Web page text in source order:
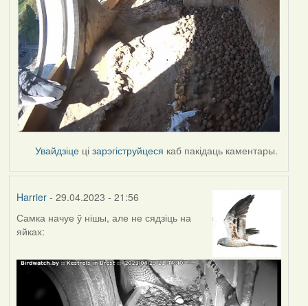
Увайдзіце цізарэгіструйцеся каб пакідаць каментары.
Harrier- 29.04.2023 - 21:56
Самка начуе ў нішы, але не сядзіць на
яйках: